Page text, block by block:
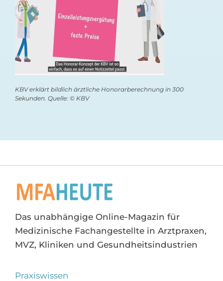
KBV erklärt bildlich ärztliche Honorarberechnung in 300
Sekunden. Quelle: © KBV
Das unabhängige Online-Magazin für
Medizinische Fachangestellte in Arztpraxen,
MVZ, Kliniken und Gesundheitsindustrien
Praxiswissen